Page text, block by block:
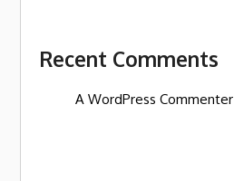
Recent Comments
A WordPress Commenter